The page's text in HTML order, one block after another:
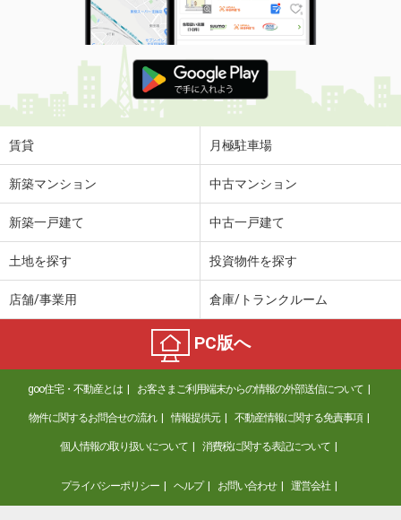
賃貸 月極駐車場
新築マンション 中古マンション
新築一戸建て 中古一戸建て
土地を探す 投資物件を探す
店舗/事業用 倉庫/トランクルーム
PC版へ
goo住宅・不動産とは お客さまご利用端末からの情報の外部送信について
物件に関するお問合せの流れ 情報提供元 不動産情報に関する免責事項
個人情報の取り扱いについて 消費税に関する表記について
プライバシーポリシー ヘルプ お問い合わせ 運営会社